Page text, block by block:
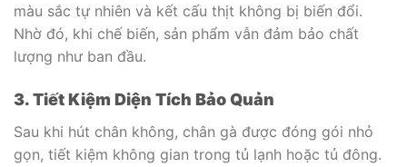
màu sắc tự nhiên và kết cấu thịt không bị biến đổi.
Nhờ đó, khi chế biến, sản phẩm vẫn đảm bảo chất
lượng như ban đầu.
3. Tiết Kiệm Diện Tích Bảo Quản
Sau khi hút chân không, chân gà được đóng gói nhỏ
gọn, tiết kiệm không gian trong tủ lạnh hoặc tủ đông.